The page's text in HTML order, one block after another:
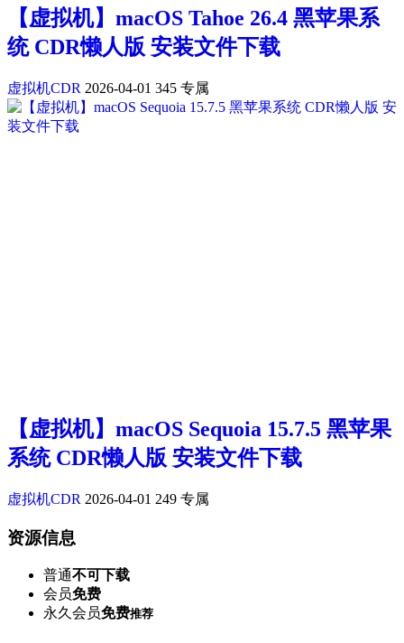
【虚拟机】macOS Tahoe 26.4 黑苹果系
统 CDR懒人版 安装文件下载
虚拟机CDR 2026-04-01 345 专属
【虚拟机】macOS Sequoia 15.7.5 黑苹果
系统 CDR懒人版 安装文件下载
虚拟机CDR 2026-04-01 249 专属
资源信息
普通不可下载
会员免费
永久会员免费推荐